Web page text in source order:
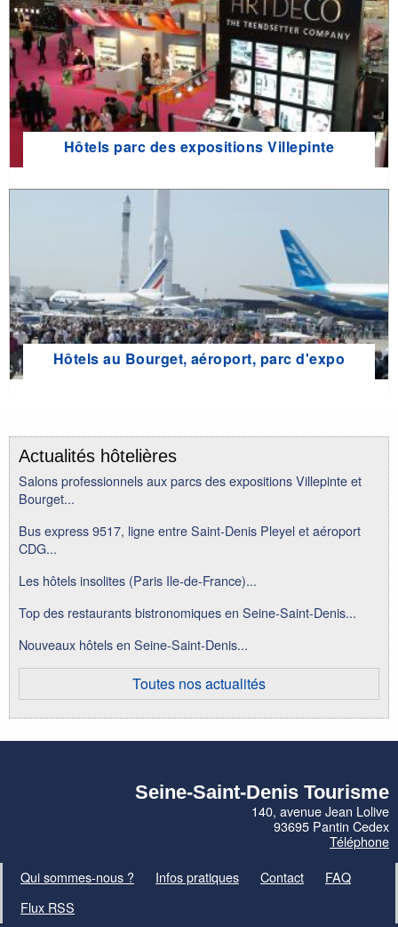
Hôtels parc des expositions Villepinte
Hôtels au Bourget, aéroport, parc d'expo
Actualités hôtelières
Salons professionnels aux parcs des expositions Villepinte et
Bourget...
Bus express 9517, ligne entre Saint-Denis Pleyel et aéroport
CDG...
Les hôtels insolites (Paris Ile-de-France)...
Top des restaurants bistronomiques en Seine-Saint-Denis...
Nouveaux hôtels en Seine-Saint-Denis...
Toutes nos actualités
Seine-Saint-Denis Tourisme
140, avenue Jean Lolive
93695 Pantin Cedex
Téléphone
Qui sommes-nous ?
Infos pratiques Contact
FAQ
Flux RSS